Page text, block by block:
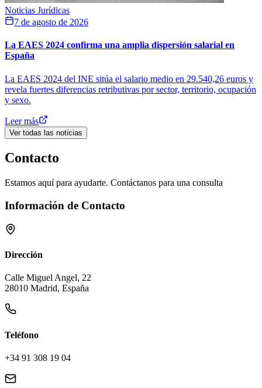
Noticias Jurídicas
7 de agosto de 2026
La EAES 2024 confirma una amplia dispersión salarial en
España
La EAES 2024 del INE sitúa el salario medio en 29.540,26 euros y
revela fuertes diferencias retributivas por sector, territorio, ocupación
y sexo.
Leer más
Ver todas las noticias
Contacto
Estamos aquí para ayudarte. Contáctanos para una consulta
Información de Contacto
Dirección
Calle Miguel Angel, 22
28010 Madrid, España
Teléfono
+34 91 308 19 04